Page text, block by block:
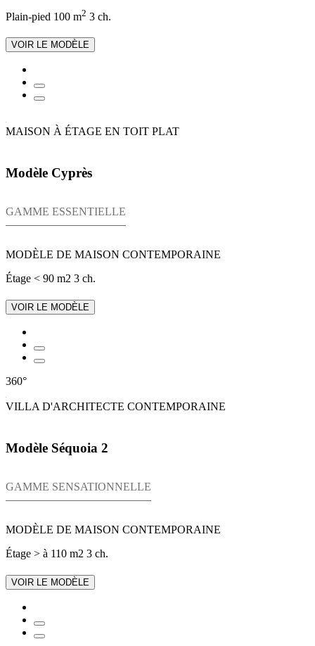
Plain-pied 100 m2 3 ch.
VOIR LE MODÈLE
MAISON À ÉTAGE EN TOIT PLAT
Modèle Cyprès
GAMME ESSENTIELLE
MODÈLE DE MAISON CONTEMPORAINE
Étage < 90 m2 3 ch.
VOIR LE MODÈLE
360°
VILLA D'ARCHITECTE CONTEMPORAINE
Modèle Séquoia 2
GAMME SENSATIONNELLE
MODÈLE DE MAISON CONTEMPORAINE
Étage > à 110 m2 3 ch.
VOIR LE MODÈLE